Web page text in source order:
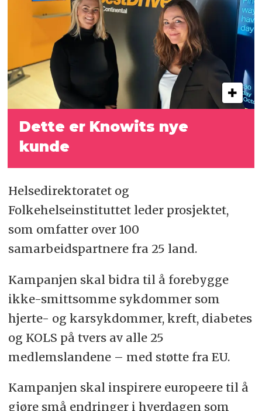
Dette er Knowits nye
kunde
Helsedirektoratet og
Folkehelseinstituttet leder prosjektet,
som omfatter over 100
samarbeidspartnere fra 25 land.
Kampanjen skal bidra til å forebygge
ikke-smittsomme sykdommer som
hjerte- og karsykdommer, kreft, diabetes
og KOLS på tvers av alle 25
medlemslandene – med støtte fra EU.
Kampanjen skal inspirere europeere til å
gjøre små endringer i hverdagen som